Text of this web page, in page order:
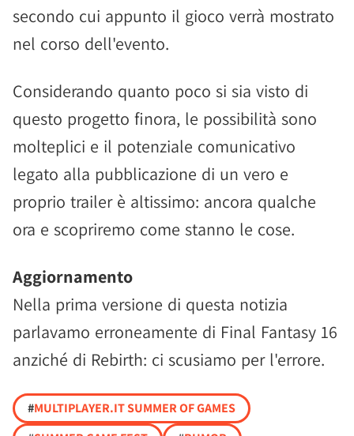
secondo cui appunto il gioco verrà mostrato
nel corso dell'evento.
Considerando quanto poco si sia visto di
questo progetto finora, le possibilità sono
molteplici e il potenziale comunicativo
legato alla pubblicazione di un vero e
proprio trailer è altissimo: ancora qualche
ora e scopriremo come stanno le cose.
Aggiornamento
Nella prima versione di questa notizia
parlavamo erroneamente di Final Fantasy 16
anziché di Rebirth: ci scusiamo per l'errore.
#MULTIPLAYER.IT SUMMER OF GAMES